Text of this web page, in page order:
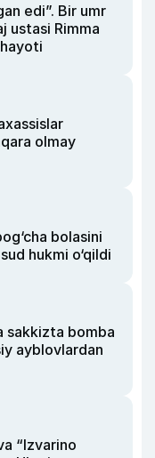
edi”. Bir umr
ustasi Rimma
olmay
bolasini
hukmi o‘qildi
sakkizta bomba
ayblovlardan
“Izvarino